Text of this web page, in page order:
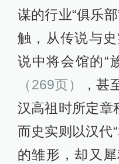
谋的行业“俱乐
触，从传说与
说中将会馆的“
（269页）
，甚
汉高祖时所定章
而史实则以汉代
的雏形，却又